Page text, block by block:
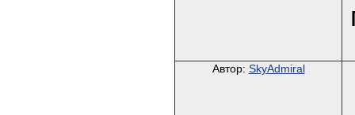
Автор: SkyAdmiral